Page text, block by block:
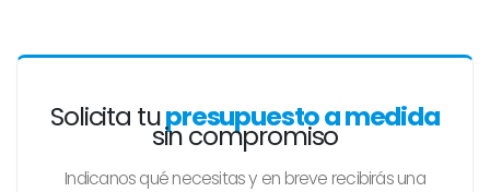
Solicita tupresupuesto a medida
sin compromiso
Indicanos qué necesitas y en breve recibirás una